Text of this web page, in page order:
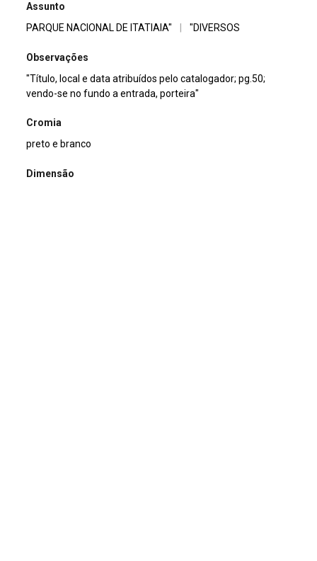
Assunto
PARQUE NACIONAL DE ITATIAIA"
"DIVERSOS
Observações
"Título, local e data atribuídos pelo catalogador; pg.50;
vendo-se no fundo a entrada, porteira"
Cromia
preto e branco
Dimensão